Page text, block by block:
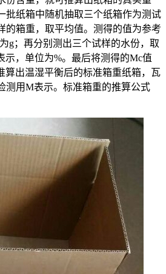
批纸箱中随机抽取三个纸箱作为测试
的箱重，取平均值。测得的值为参考
g；再分别测出三个试样的水份，取
示，单位为%。最后将测得的Mc值
算出温湿平衡后的标准箱重纸箱，瓦
测用M表示。标准箱重的推算公式